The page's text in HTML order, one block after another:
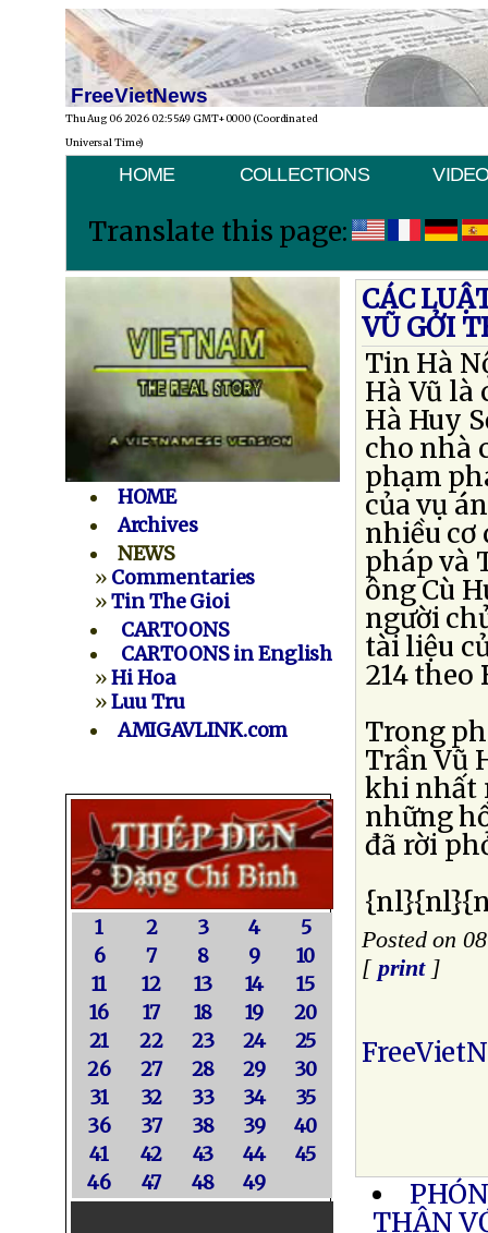
FreeVietNews
Thu Aug 06 2026 02:55:49 GMT+0000 (Coordinated
Universal Time)
HOME COLLECTIONS
Translate this page:
HOME
Archives
NEWS
» Commentaries
»Tin The Gioi
CARTOONS
CARTOONS in English
»Hi Hoa
»Luu Tru
AMIGAVLINK.com
1 2 3 4
5
6
7 8 9
10
11
12 13 14
15
16
17 18 19
20
21
22 23 24
25
26
27 28 29
30
31
32 33 34
35
36
37 38 39
40
41
42 43 44
45
46
47 48 49
CÁC
VŨ GỞI
Tin Hà
Hà Vũ là
Hà Huy
cho nhà
phạm
của vụ
nhiều cơ
pháp và
ông Cù
người
tài liệu
214 theo
Trong
Trần Vũ
khi nhất
những
đã rời
Posted on
[ print]
THẬN